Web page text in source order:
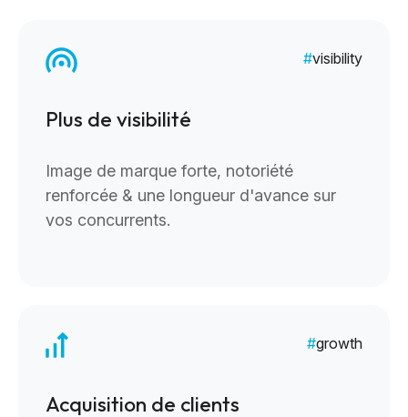
visibility
Plus de visibilité
Image de marque forte, notoriété
renforcée & une longueur d'avance sur
vos concurrents.
growth
Acquisition de clients